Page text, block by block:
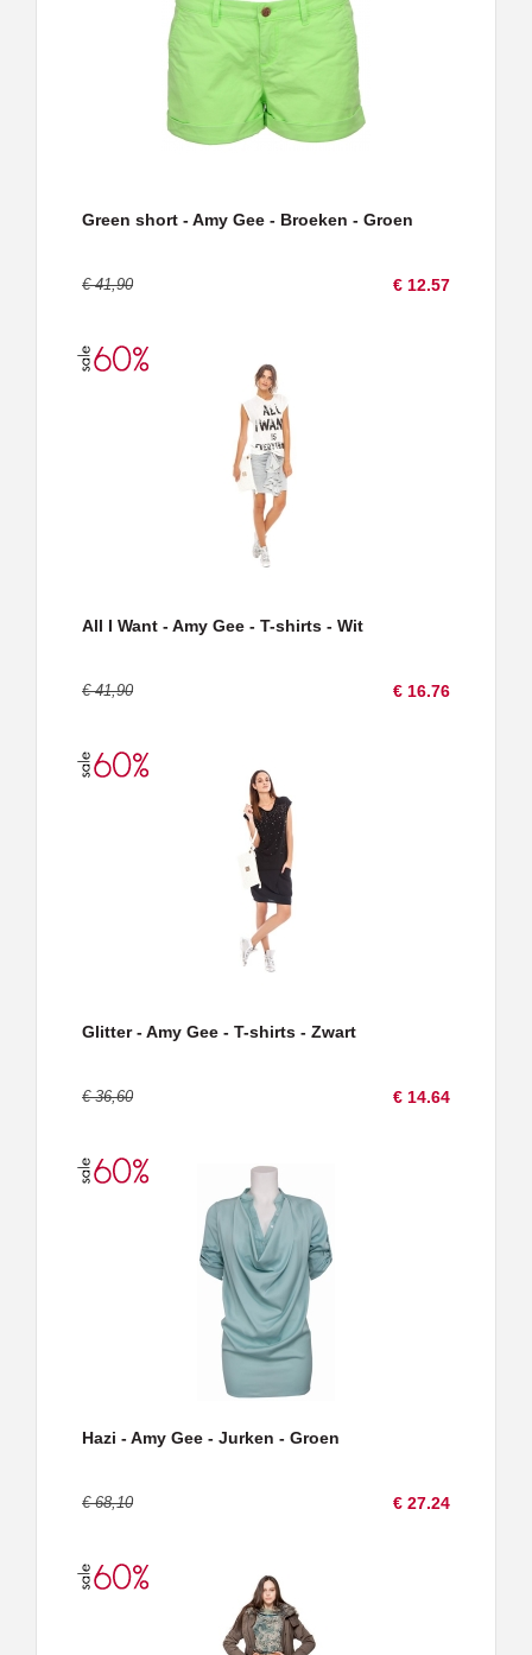
Green short - Amy Gee - Broeken - Groen
€ 41,90 € 12.57
All I Want - Amy Gee - T-shirts - Wit
€ 41,90 € 16.76
Glitter - Amy Gee - T-shirts - Zwart
€ 36,60 € 14.64
Hazi - Amy Gee - Jurken - Groen
€ 68,10 € 27.24